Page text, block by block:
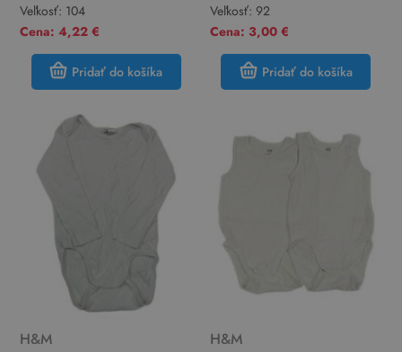
Veľkosť: 104
Cena: 4,22 €
Pridať do košíka
Veľkosť: 92
Cena: 3,00 €
Pridať do košíka
H&M H&M